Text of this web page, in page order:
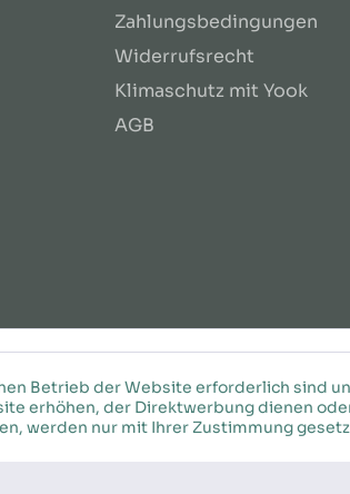
Zahlungsbedingungen
Widerrufsrecht
Klimaschutz mit Yook
AGB
Betrieb der Website erforderlich sind
erhöhen, der Direktwerbung dienen
werden nur mit Ihrer Zustimmung